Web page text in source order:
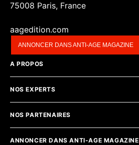
75008 Paris, France
aagedition.com
ANNONCER DANS ANTI-AGE MAGAZINE
A PROPOS
NOS EXPERTS
NOS PARTENAIRES
ANNONCER DANS ANTI-AGE MAGAZINE